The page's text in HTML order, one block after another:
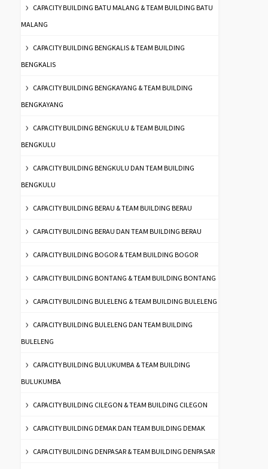
CAPACITY BUILDING BATU MALANG & TEAM BUILDING BATU
MALANG
CAPACITY BUILDING BENGKALIS & TEAM BUILDING
BENGKALIS
CAPACITY BUILDING BENGKAYANG & TEAM BUILDING
BENGKAYANG
CAPACITY BUILDING BENGKULU & TEAM BUILDING
BENGKULU
CAPACITY BUILDING BENGKULU DAN TEAM BUILDING
BENGKULU
CAPACITY BUILDING BERAU & TEAM BUILDING BERAU
CAPACITY BUILDING BERAU DAN TEAM BUILDING BERAU
CAPACITY BUILDING BOGOR & TEAM BUILDING BOGOR
CAPACITY BUILDING BONTANG & TEAM BUILDING BONTANG
CAPACITY BUILDING BULELENG & TEAM BUILDING BULELENG
CAPACITY BUILDING BULELENG DAN TEAM BUILDING
BULELENG
CAPACITY BUILDING BULUKUMBA & TEAM BUILDING
BULUKUMBA
CAPACITY BUILDING CILEGON & TEAM BUILDING CILEGON
CAPACITY BUILDING DEMAK DAN TEAM BUILDING DEMAK
CAPACITY BUILDING DENPASAR & TEAM BUILDING DENPASAR